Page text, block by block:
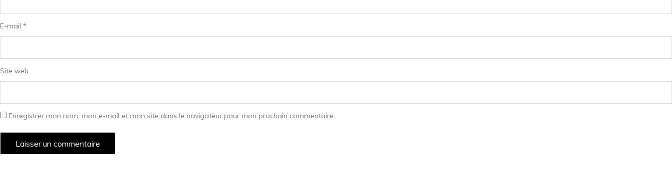
E-mail *
Site web
Enregistrer mon nom, mon e-mail et mon site dans le navigateur pour mon prochain commentaire.